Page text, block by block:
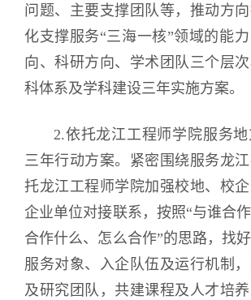
问题、主要支撑团队等，推动方
化支撑服务“三海一核”领域的能
向、科研方向、学术团队三个层
科体系及学科建设三年实施方案。
2.依托龙江工程师学院服务
三年行动方案。紧密围绕服务龙
托龙江工程师学院加强校地、校
企业单位对接联系，按照“与谁合作
合作什么、怎么合作”的思路，找
服务对象、入企队伍及运行机制
及研究团队，共建课程及人才培